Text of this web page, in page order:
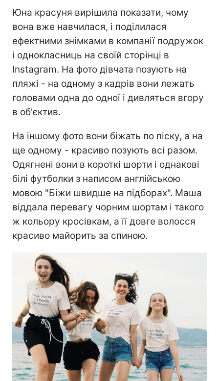
Юна красуня вирішила показати, чому
вона вже навчилася, і поділилася
ефектними знімками в компанії подружок
і однокласниць на своїй сторінці в
Instagram. На фото дівчата позують на
пляжі - на одному з кадрів вони лежать
головами одна до одної і дивляться вгору
в об'єктив.
На іншому фото вони біжать по піску, а на
ще одному - красиво позують всі разом.
Одягнені вони в короткі шорти і однакові
білі футболки з написом англійською
мовою "Біжи швидше на підборах". Маша
віддала перевагу чорним шортам і такого
ж кольору кросівкам, а її довге волосся
красиво майорить за спиною.